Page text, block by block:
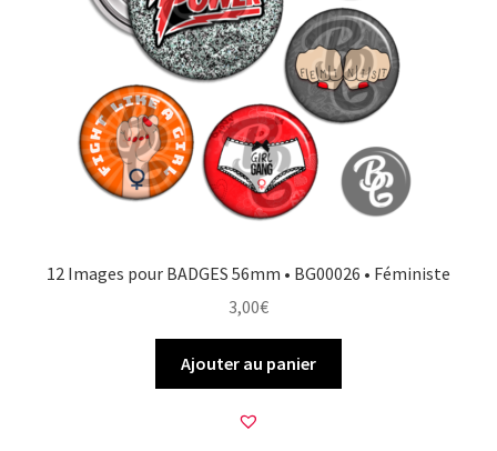
12 Images pour BADGES 56mm • BG00026 • Féministe
3,00€
Ajouter au panier